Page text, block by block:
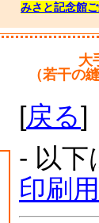
みさと記念館
大
（若干の
[戻る]
- 以下
印刷